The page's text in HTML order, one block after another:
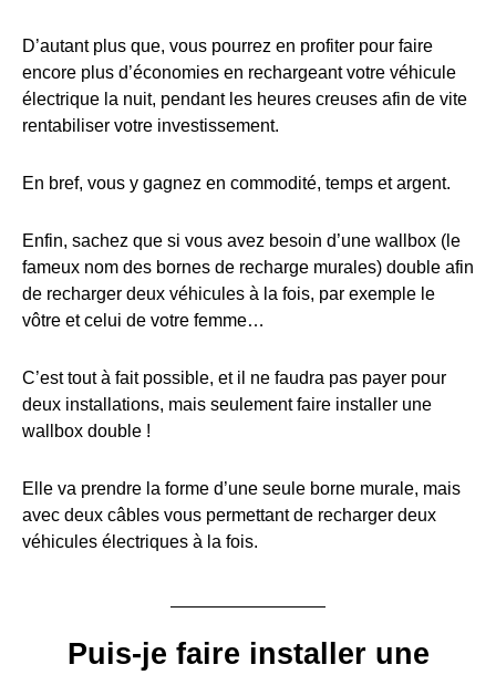
D’autant plus que, vous pourrez en profiter pour faire
encore plus d’économies en rechargeant votre véhicule
électrique la nuit, pendant les heures creuses afin de vite
rentabiliser votre investissement.
En bref, vous y gagnez en commodité, temps et argent.
Enfin, sachez que si vous avez besoin d’une wallbox (le
fameux nom des bornes de recharge murales) double afin
de recharger deux véhicules à la fois, par exemple le
vôtre et celui de votre femme…
C’est tout à fait possible, et il ne faudra pas payer pour
deux installations, mais seulement faire installer une
wallbox double !
Elle va prendre la forme d’une seule borne murale, mais
avec deux câbles vous permettant de recharger deux
véhicules électriques à la fois.
Puis-je faire installer une